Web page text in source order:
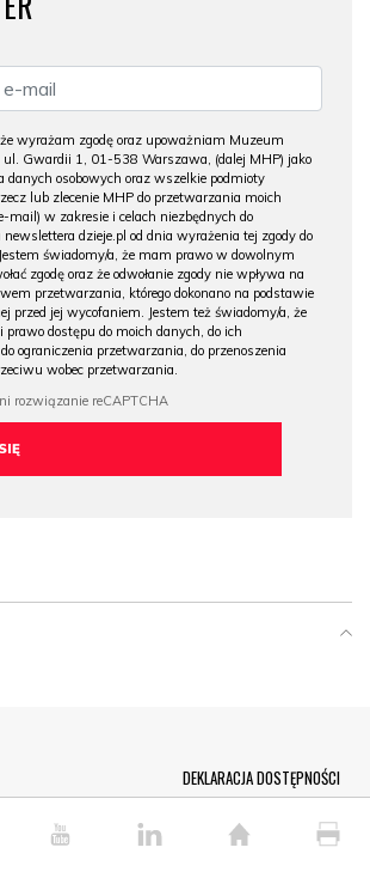
wyrażam zgodę oraz upoważniam Muzeum
ul. Gwardii 1, 01-538 Warszawa, (dalej MHP) jako
danych osobowych oraz wszelkie podmioty
lub zlecenie MHP do przetwarzania moich
mail) w zakresie i celach niezbędnych do
dzieje.pl od dnia wyrażenia tej zgody do
świadomy/a, że mam prawo w dowolnym
zgodę oraz że odwołanie zgody nie wpływa na
przetwarzania, którego dokonano na podstawie
przed jej wycofaniem. Jestem też świadomy/a, że
prawo dostępu do moich danych, do ich
ograniczenia przetwarzania, do przenoszenia
wobec przetwarzania.
DEKLARACJA DOSTĘPNOŚCI